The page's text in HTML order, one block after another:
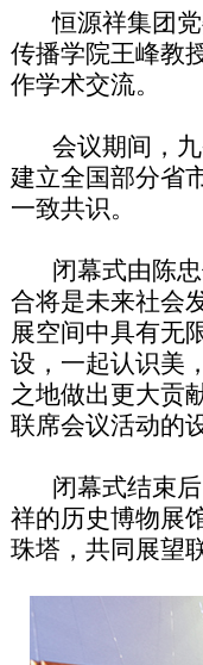
恒源祥集团党
传播学院王峰教
作学术交流。
会议期间，九
建立全国部分省
一致共识。
闭幕式由陈忠
合将是未来社会
展空间中具有无
设，一起认识美
之地做出更大贡
联席会议活动的
闭幕式结束后
祥的历史博物展
珠塔，共同展望